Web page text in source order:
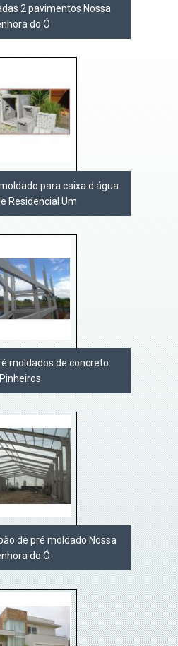
2 pavimentos Nossa
do Ó
para caixa d água
Residencial Um
moldados de concreto
Pinheiros
de pré moldado Nossa
do Ó